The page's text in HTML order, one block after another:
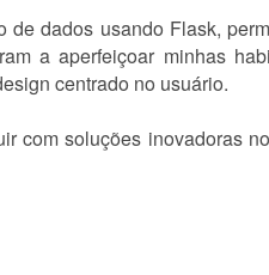
de dados usando Flask,
a aperfeiçoar minhas
centrado no usuário.
com soluções inovadoras